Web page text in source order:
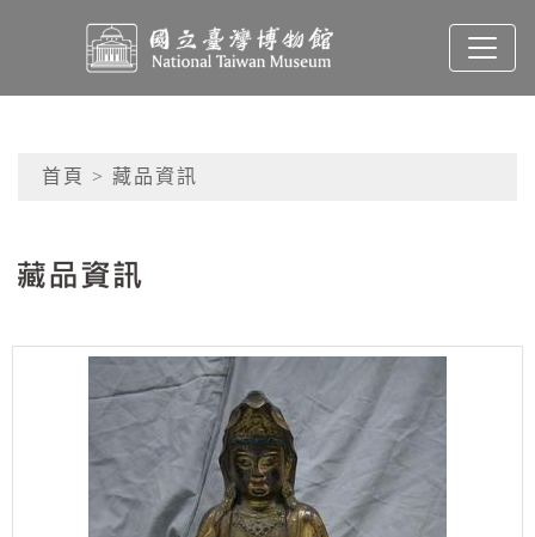
國立臺灣博物館典藏
網頁導覽
首頁 > 藏品資訊